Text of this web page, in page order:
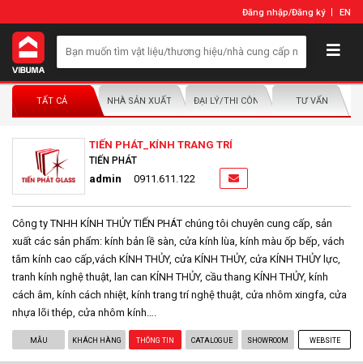
Đăng nhập/Đăng ký EN
TẤT CẢ NHÀ SẢN XUẤT/NHÀ PHÂN PHỐIĐẠI LÝ/THI CÔNG LẮP ĐẶTTƯ VẤN
TIẾN PHÁT_KÍNH TRANG TRÍ
TIẾN PHÁT
admin 0911.611.122
Công ty TNHH KÍNH THỦY TIẾN PHÁT chúng tôi chuyên cung cấp, sản
xuất các sản phẩm: kính bản lề sàn, cửa kính lùa, kính màu ốp bếp, vách
tắm kính cao cấp,vách KÍNH THỦY, cửa KÍNH THỦY, cửa KÍNH THỦY lực,
tranh kính nghệ thuật, lan can KÍNH THỦY, cầu thang KÍNH THỦY, kính
cách âm, kính cách nhiệt, kính trang trí nghệ thuật, cửa nhôm xingfa, cửa
nhựa lõi thép, cửa nhôm kính….
MẪU KHÁCH HÀNG THÔNG TIN CATALOGUE SHOWROOM WEBSITE